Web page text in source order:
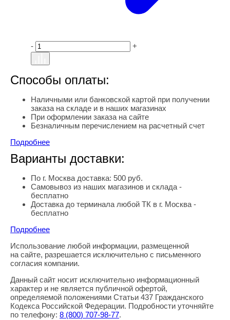
- +
Способы оплаты:
Наличными или банковской картой при получении
заказа на складе и в наших магазинах
При оформлении заказа на сайте
Безналичным перечислением на расчетный счет
Подробнее
Варианты доставки:
По г. Москва доставка: 500 руб.
Самовывоз из наших магазинов и склада -
бесплатно
Доставка до терминала любой ТК в г. Москва -
бесплатно
Подробнее
Правовая информация
Использование любой информации, размещенной
на сайте, разрешается исключительно с письменного
согласия компании.
Данный сайт носит исключительно информационный
характер и не является публичной офертой,
определяемой положениями Статьи 437 Гражданского
Кодекса Российской Федерации. Подробности уточняйте
по телефону: 8 (800) 707-98-77.